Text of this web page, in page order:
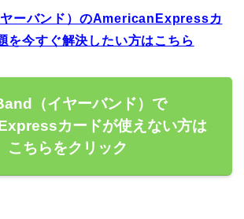
ーバンド）のAmericanExpressカ
を今すぐ解決したい方はこちら
（イヤーバンド）で
カードが使えない方は
こちらをクリック